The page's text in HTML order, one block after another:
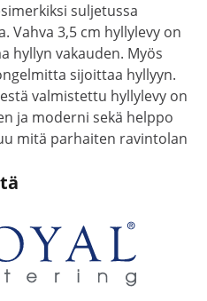
suljetussa
Vahva 3,5 cm hyllylevy on
hyllyn vakauden. Myös
sijoittaa hyllyyn.
valmistettu hyllylevy on
ja moderni sekä helppo
mitä parhaiten ravintolan